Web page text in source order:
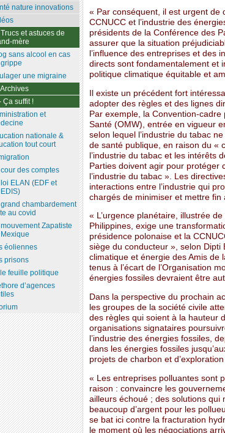
« Par conséquent, il est urgent de
CCNUCC et l’industrie des
présidents de la Conférence des
assurer que la situation
l’influence des entreprises et des
directs sont fondamentalement et
politique climatique équitable et
Il existe un précédent fort
adopter des règles et des lignes
Par exemple, la Convention-cadre
Santé (OMW), entrée en vigueur
selon lequel l’industrie du tabac
de santé publique, en raison du «
l’industrie du tabac et les intérêts
Parties doivent agir pour protéger
l’industrie du tabac ». Les
interactions entre l’industrie qui
chargés de minimiser et mettre fin
« L’urgence planétaire, illustrée
Philippines, exige une
présidence polonaise et la
siège du conducteur », selon
climatique et énergie des Amis de
tenus à l’écart de l’Organisation
énergies fossiles devraient être
Dans la perspective du prochain
les groupes de la société civile
des règles qui soient à la hauteur
organisations signataires
l’industrie des énergies fossiles,
dans les énergies fossiles
projets de charbon et
« Les entreprises polluantes sont
raison : convaincre les
ailleurs échoué ; des solutions qui
beaucoup d’argent pour les
se bat ici contre la fracturation
le moment où les négociations
nature innovations
et astuces de
mère
sans alcool en cas
une migraine
Ça suffit !
et
nationale &
tout court
cour des comptes
loi ELAN (EDF et
grand chambardement
au covid
mouvement Zapatiste
éoliennes
prisons
feuille politique
d’agences